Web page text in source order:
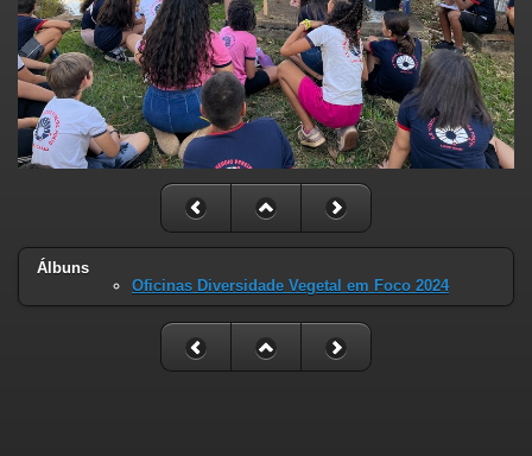
Álbuns
Oficinas Diversidade Vegetal em Foco 2024